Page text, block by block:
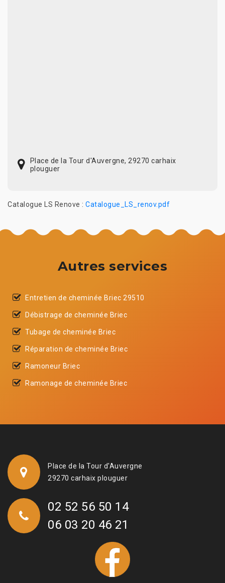
Place de la Tour d'Auvergne, 29270 carhaix
plouguer
Catalogue LS Renove : Catalogue_LS_renov.pdf
Autres services
Entretien de cheminée Briec 29510
Débistrage de cheminée Briec
Tubage de cheminée Briec
Réparation de cheminée Briec
Ramoneur Briec
Ramonage de cheminée Briec
Place de la Tour d'Auvergne
29270 carhaix plouguer
02 52 56 50 14
06 03 20 46 21